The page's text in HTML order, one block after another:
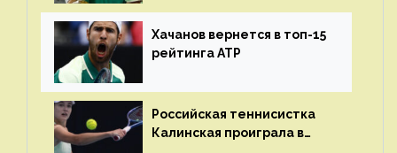
Хачанов вернется в топ-15
рейтинга ATP
Российская теннисистка
Калинская проиграла в